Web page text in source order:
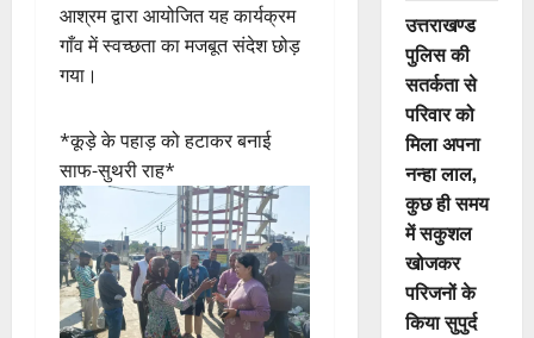
आश्रम द्वारा आयोजित यह कार्यक्रम
गाँव में स्वच्छता का मजबूत संदेश छोड़
गया।
*कूड़े के पहाड़ को हटाकर बनाई
साफ-सुथरी राह*
उत्तराखण्ड
पुलिस की
सतर्कता से
परिवार को
मिला अपना
नन्हा लाल,
कुछ ही समय
में सकुशल
खोजकर
परिजनों के
किया सुपुर्द